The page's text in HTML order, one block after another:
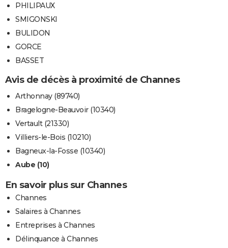
PHILIPAUX
SMIGONSKI
BULIDON
GORCE
BASSET
Avis de décès à proximité de Channes
Arthonnay (89740)
Bragelogne-Beauvoir (10340)
Vertault (21330)
Villiers-le-Bois (10210)
Bagneux-la-Fosse (10340)
Aube (10)
En savoir plus sur Channes
Channes
Salaires à Channes
Entreprises à Channes
Délinquance à Channes